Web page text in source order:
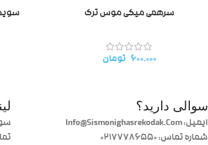
سرهمی میکی موس ترک
۶۰۰.۰۰۰ تومان
سوالی دارید؟
ایمیل: Info@Sismonighasrekodak.Com
شماره تماس: 02177786550